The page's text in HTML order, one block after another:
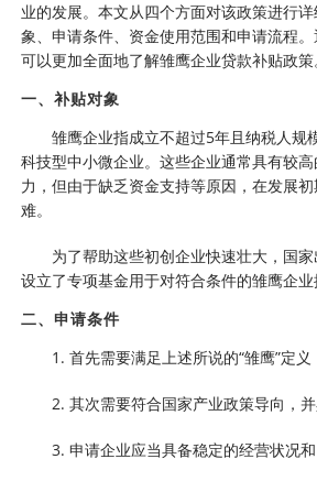
业的发展。本文从四个方面对该政策进行
象、申请条件、资金使用范围和申请流程
可以更加全面地了解雏鹰企业贷款补贴政策
一、补贴对象
雏鹰企业指成立不超过5年且纳税人规
科技型中小微企业。这些企业通常具有较
力，但由于缺乏资金支持等原因，在发展
难。
为了帮助这些初创企业快速壮大，国
设立了专项基金用于对符合条件的雏鹰企业
二、申请条件
1. 首先需要满足上述所说的“雏鹰”定义
2. 其次需要符合国家产业政策导向，
3. 申请企业应当具备稳定的经营状况